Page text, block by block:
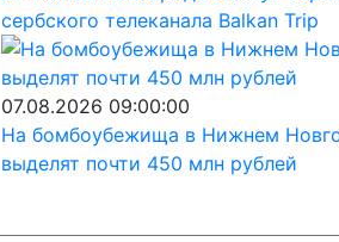
сербского телеканала Balkan Trip
07.08.2026 09:00:00
На бомбоубежища в Нижнем
выделят почти 450 млн рублей